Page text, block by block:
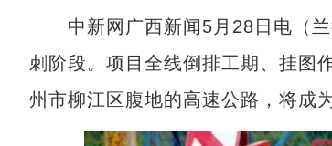
中新网广西新闻5月28日电（兰
刺阶段。项目全线倒排工期、挂图
州市柳江区腹地的高速公路，将成